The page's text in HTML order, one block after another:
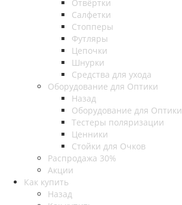
Отвёртки
Салфетки
Стопперы
Футляры
Цепочки
Шнурки
Средства для ухода
Оборудование для Оптики
Назад
Оборудование для Оптики
Тестеры поляризации
Ценники
Стойки для Очков
Распродажа 30%
Акции
Как купить
Назад